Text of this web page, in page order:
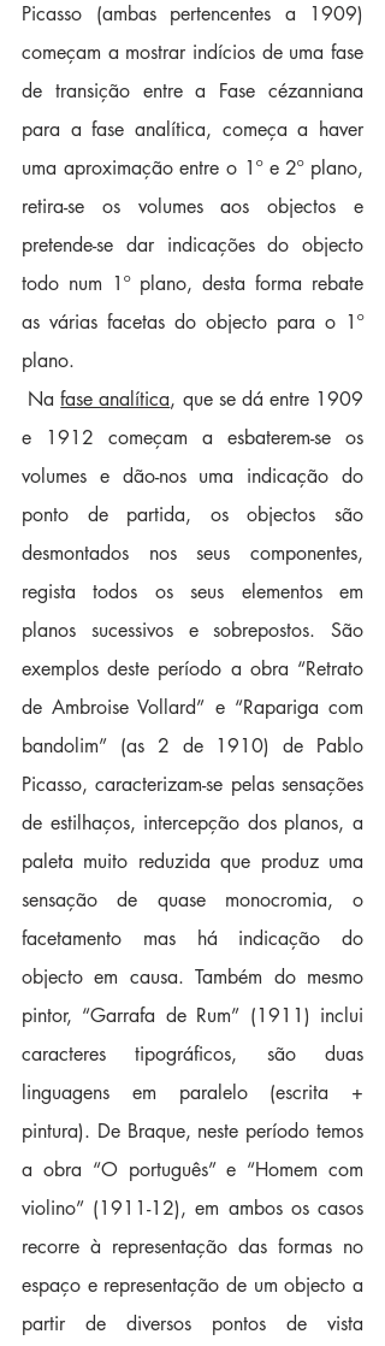
Picasso (ambas pertencentes a 1909)
começam a mostrar indícios de uma fase
de transição entre a Fase cézanniana
para a fase analítica, começa a haver
uma aproximação entre o 1º e 2º plano,
retira-se os volumes aos objectos e
pretende-se dar indicações do objecto
todo num 1º plano, desta forma rebate
as várias facetas do objecto para o 1º
plano.
Na fase analítica, que se dá entre 1909
e 1912 começam a esbaterem-se os
volumes e dão-nos uma indicação do
ponto de partida, os objectos são
desmontados nos seus componentes,
regista todos os seus elementos em
planos sucessivos e sobrepostos. São
exemplos deste período a obra “Retrato
de Ambroise Vollard” e “Rapariga com
bandolim” (as 2 de 1910) de Pablo
Picasso, caracterizam-se pelas sensações
de estilhaços, intercepção dos planos, a
paleta muito reduzida que produz uma
sensação de quase monocromia, o
facetamento mas há indicação do
objecto em causa. Também do mesmo
pintor, “Garrafa de Rum” (1911) inclui
caracteres tipográficos, são duas
linguagens em paralelo (escrita +
pintura). De Braque, neste período temos
a obra “O português” e “Homem com
violino” (1911-12), em ambos os casos
recorre à representação das formas no
espaço e representação de um objecto a
partir de diversos pontos de vista